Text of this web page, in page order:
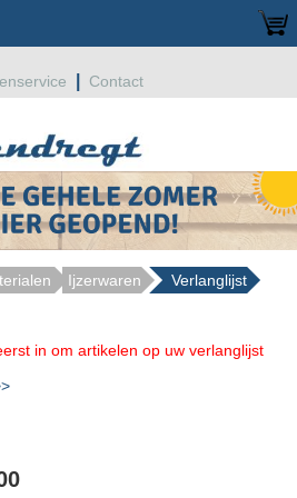
Contact
Ijzerwaren Verlanglijst
in om artikelen op uw verlanglijst